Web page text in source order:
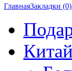
ГлавнаяЗакладки (0)